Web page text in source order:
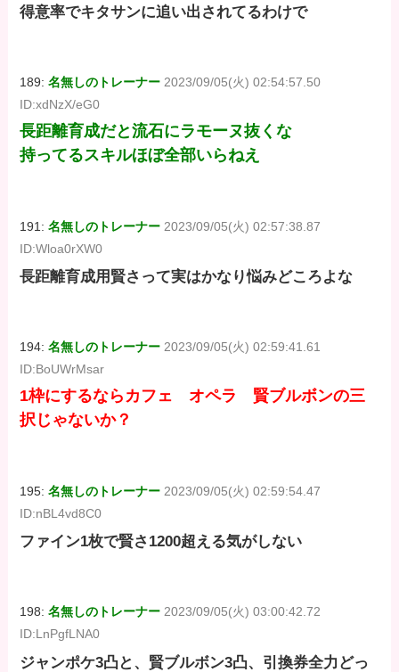
得意率でキタサンに追い出されてるわけで
189:名無しのトレーナー 2023/09/05(火) 02:54:57.50
ID:xdNzX/eG0
長距離育成だと流石にラモーヌ抜くな
持ってるスキルほぼ全部いらねえ
191:名無しのトレーナー 2023/09/05(火) 02:57:38.87
ID:Wloa0rXW0
長距離育成用賢さって実はかなり悩みどころよな
194:名無しのトレーナー 2023/09/05(火) 02:59:41.61
ID:BoUWrMsar
1枠にするならカフェ オペラ 賢ブルボンの三
択じゃないか？
195:名無しのトレーナー 2023/09/05(火) 02:59:54.47
ID:nBL4vd8C0
ファイン1枚で賢さ1200超える気がしない
198:名無しのトレーナー 2023/09/05(火) 03:00:42.72
ID:LnPgfLNA0
ジャンポケ3凸と、賢ブルボン3凸、引換券全力どっ